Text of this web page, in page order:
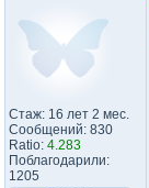
Стаж: 16 лет 2 мес.
Сообщений: 830
Ratio: 4.283
Поблагодарили:
1205